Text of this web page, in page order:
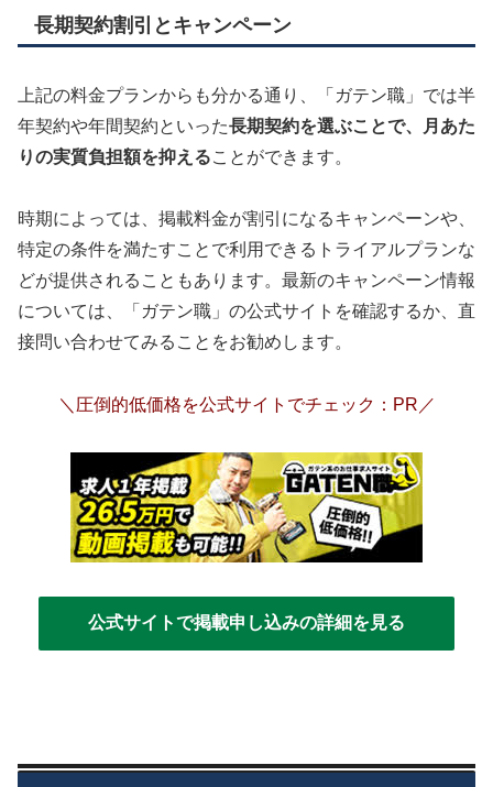
長期契約割引とキャンペーン
上記の料金プランからも分かる通り、「ガテン職」では半
年契約や年間契約といった長期契約を選ぶことで、月あた
りの実質負担額を抑えることができます。
時期によっては、掲載料金が割引になるキャンペーンや、
特定の条件を満たすことで利用できるトライアルプランな
どが提供されることもあります。最新のキャンペーン情報
については、「ガテン職」の公式サイトを確認するか、直
接問い合わせてみることをお勧めします。
＼圧倒的低価格を公式サイトでチェック：PR／
公式サイトで掲載申し込みの詳細を見る